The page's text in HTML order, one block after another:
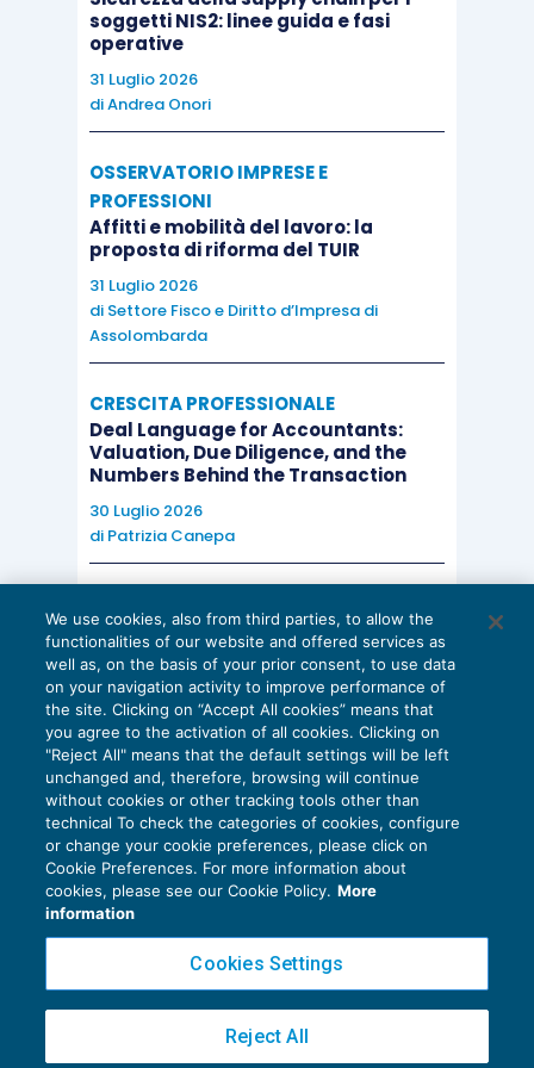
acquisizione del fabbricato (ovvero il
valore scorporato ai fini contabili);
il valore pari al 20% del costo
complessivo del fabbricato (al 30%, se si
tratta di fabbricato industriale).
Lo scorporo del valore del terreno rispetto a
forfetarie (20% o 30%) previsto dalla norma
fiscale può comportare un disallineamento tra i
terreno e del fabbricato; ciò qualora il valore
contabile del terreno oggetto di scorporo sia
inferiore rispetto a quello fiscalmente rilevante
(oppure qualora in bilancio il terreno non sia
affatto scorporato, contrariamente a quanto
previsto dall’OIC 16), con la conseguente
necessità di riprendere a tassazione il maggior
ammortamento del fabbricato imputato a bilancio
rispetto alla regola fiscale.
L’art. 36, comma 7-bis, D.L. n. 223/2006, stabilisce
che le disposizioni relative allo scorporo dei
terreni dai fabbricati in proprietà, di cui al
precedente comma 7, si applicano, «con riguardo
alla quota capitale dei canoni, anche ai fabbricati
strumentali in locazione finanziaria».
Ne consegue, che una parte del canone di
leasing, riferibile al terreno, risulterà indeducibile
soggetti NIS2: linee guida e fasi
operative
31 Luglio 2026
diAndrea Onori
OSSERVATORIO IMPRESE E
PROFESSIONI
Affitti e mobilità del lavoro: la
proposta di riforma del TUIR
31 Luglio 2026
di Settore Fisco e Diritto d’Impresa di
Assolombarda
CRESCITA PROFESSIONALE
Deal Language for Accountants:
Valuation, Due Diligence, and the
Numbers Behind the Transaction
30 Luglio 2026
di Patrizia Canepa
EU AI Act e studi professionali: le
scadenze concrete
27 Luglio 2026
di Diego BarberieStefano Dovier
Privacy Policy
Cookie Policy
Copyright 2016 ©Gruppo Euroconference S.p.A.v2.32.2
Piazza Luigi Einaudi, 10N01 - 20124 Milano - info@ecnews.it
We use cookies, also from third parties, to allow the
functionalities of our website and offered services as
well as, on the basis of your prior consent, to use data
on your navigation activity to improve performance of
the site. Clicking on “Accept All cookies” means that
you agree to the activation of all cookies. Clicking on
"Reject All" means that the default settings will be left
unchanged and, therefore, browsing will continue
without cookies or other tracking tools other than
technical To check the categories of cookies, configure
or change your cookie preferences, please click on
Cookie Preferences. For more information about
cookies, please see our Cookie Policy. More
information
Cookies Settings
Reject All